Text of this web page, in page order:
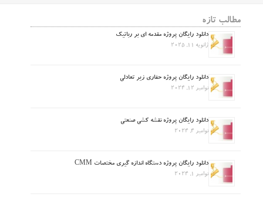
مطالب تازه
دانلود رایگان پروژه مقدمه ای بر رباتیک
ژانویه 11, 2025
دانلود رایگان پروژه حفاری زیر تعادلی
نوامبر 12, 2024
دانلود رایگان پروژه نقشه کشی صنعتی
نوامبر 4, 2024
دانلود رایگان پروژه دستگاه اندازه گیری مختصات CMM
نوامبر 1, 2024